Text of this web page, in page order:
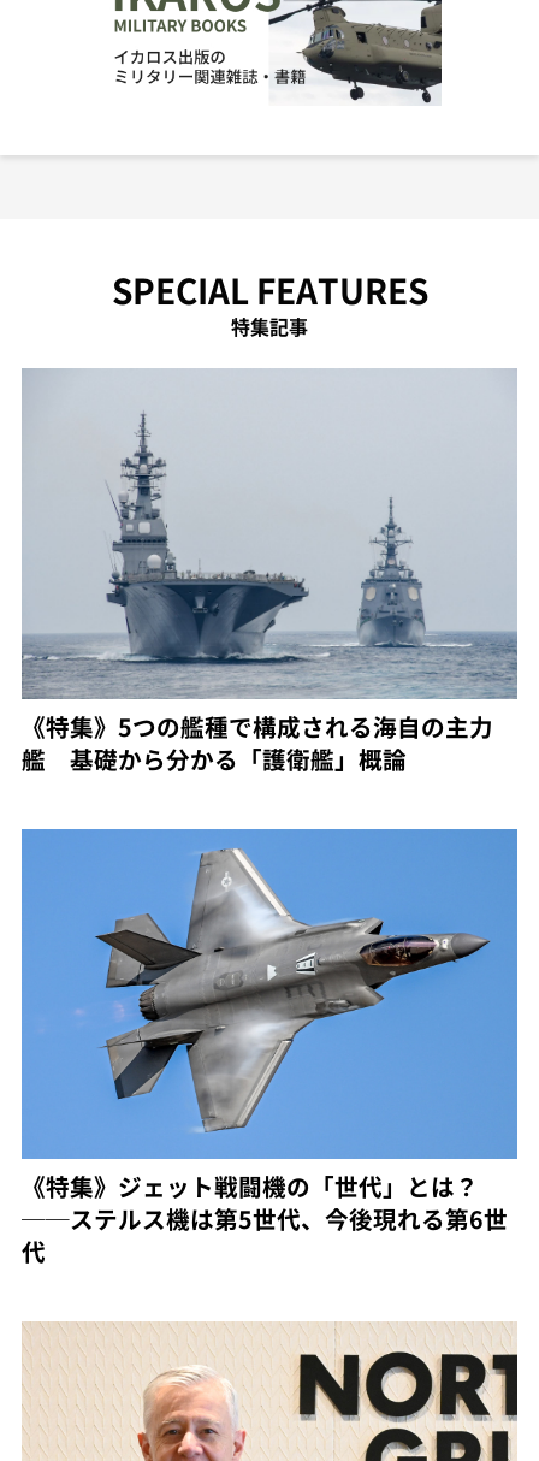
SPECIAL FEATURES
特集記事
《特集》5つの艦種で構成される海自の主力
艦 基礎から分かる「護衛艦」概論
《特集》ジェット戦闘機の「世代」とは？
──ステルス機は第5世代、今後現れる第6世
代